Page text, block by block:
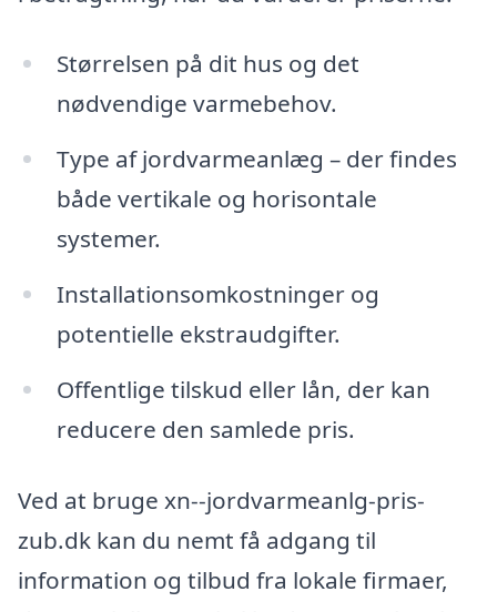
Størrelsen på dit hus og det
nødvendige varmebehov.
Type af jordvarmeanlæg – der findes
både vertikale og horisontale
systemer.
Installationsomkostninger og
potentielle ekstraudgifter.
Offentlige tilskud eller lån, der kan
reducere den samlede pris.
Ved at bruge xn--jordvarmeanlg-pris-
zub.dk kan du nemt få adgang til
information og tilbud fra lokale firmaer,